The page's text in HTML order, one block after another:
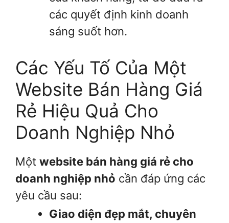
các quyết định kinh doanh
sáng suốt hơn.
Các Yếu Tố Của Một
Website Bán Hàng Giá
Rẻ Hiệu Quả Cho
Doanh Nghiệp Nhỏ
Một website bán hàng giá rẻ cho
doanh nghiệp nhỏ cần đáp ứng các
yêu cầu sau:
Giao diện đẹp mắt, chuyên